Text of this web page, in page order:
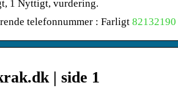
1 Nyttigt, vurdering.
telefonnummer : Farligt 82132190
| side 1